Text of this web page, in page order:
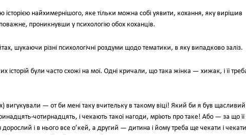
найхимернішого, яке тільки можна собі уявити, кохання, яку вирішив
проникнувши у психологію обох коханців.
шукаючи різні психологічні роздуми щодо тематики, в яку випадково заліз.
історій були часто схожі на мої. Одні кричали, що така жінка — хижак, і її
вигукували — от би мені таку вчительку в такому віці! Який би я був
чотирнадцять, і чекають такої нагоди, мріють про таке! Або — за що її
і в нього все о’кей, а другий — дитина і йому треба ще чекати і